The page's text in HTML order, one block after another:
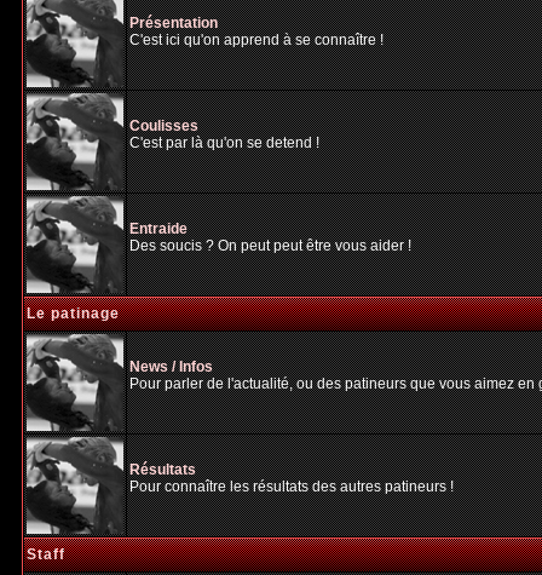
Présentation
C'est ici qu'on apprend à se connaître !
Coulisses
C'est par là qu'on se detend !
Entraide
Des soucis ? On peut peut être vous aider !
Le patinage
News / Infos
Pour parler de l'actualité, ou des patineurs que vous aimez
Résultats
Pour connaître les résultats des autres patineurs !
Staff